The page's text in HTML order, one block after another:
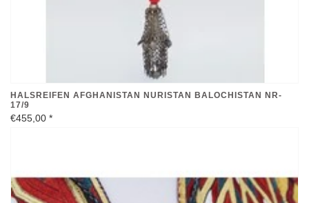
HALSREIFEN AFGHANISTAN NURISTAN BALOCHISTAN NR-
€455,00*